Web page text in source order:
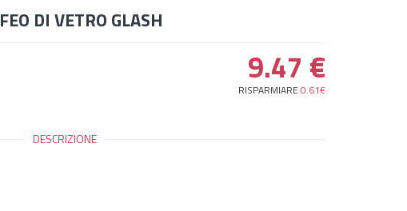
DI VETRO GLASH
9.47 €
RISPARMIARE 0.61€
DESCRIZIONE